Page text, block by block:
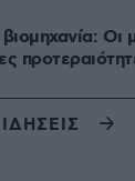
Οι